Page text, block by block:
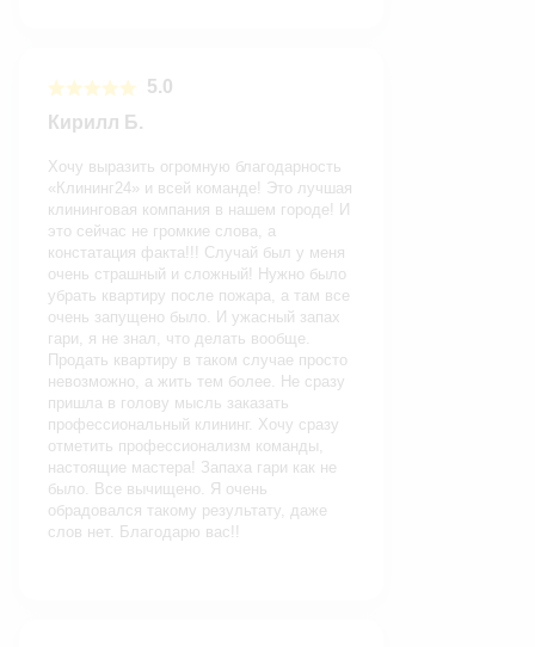
5.0
Кирилл Б.
Хочу выразить огромную благодарность
«Клининг24» и всей команде! Это лучшая
клининговая компания в нашем городе! И
это сейчас не громкие слова, а
констатация факта!!! Случай был у меня
очень страшный и сложный! Нужно было
убрать квартиру после пожара, а там все
очень запущено было. И ужасный запах
гари, я не знал, что делать вообще.
Продать квартиру в таком случае просто
невозможно, а жить тем более. Не сразу
пришла в голову мысль заказать
профессиональный клининг. Хочу сразу
отметить профессионализм команды,
настоящие мастера! Запаха гари как не
было. Все вычищено. Я очень
обрадовался такому результату, даже
слов нет. Благодарю вас!!